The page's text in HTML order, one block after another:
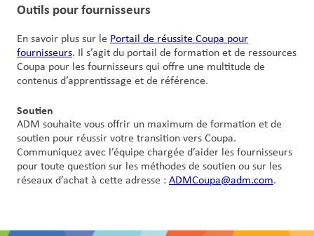
Outils pour fournisseurs
En savoir plus sur le Portail de réussite Coupa pour
fournisseurs. Il s’agit du portail de formation et de ressources
Coupa pour les fournisseurs qui offre une multitude de
contenus d’apprentissage et de référence.
Soutien
ADM souhaite vous offrir un maximum de formation et de
soutien pour réussir votre transition vers Coupa.
Communiquez avec l’équipe chargée d’aider les fournisseurs
pour toute question sur les méthodes de soutien ou sur les
réseaux d’achat à cette adresse : ADMCoupa@adm.com.